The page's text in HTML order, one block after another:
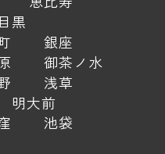
目黒
銀座
御茶ノ水
浅草
明大前
池袋